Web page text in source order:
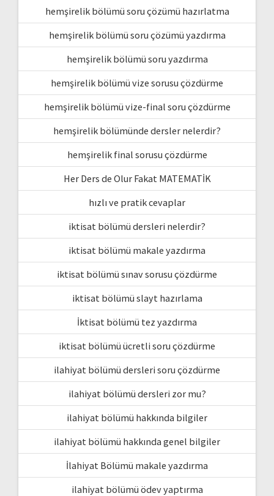
hemşirelik bölümü soru çözümü hazırlatma
hemşirelik bölümü soru çözümü yazdırma
hemşirelik bölümü soru yazdırma
hemşirelik bölümü vize sorusu çözdürme
hemşirelik bölümü vize-final soru çözdürme
hemşirelik bölümünde dersler nelerdir?
hemşirelik final sorusu çözdürme
Her Ders de Olur Fakat MATEMATİK
hızlı ve pratik cevaplar
iktisat bölümü dersleri nelerdir?
iktisat bölümü makale yazdırma
iktisat bölümü sınav sorusu çözdürme
iktisat bölümü slayt hazırlama
İktisat bölümü tez yazdırma
iktisat bölümü ücretli soru çözdürme
ilahiyat bölümü dersleri soru çözdürme
ilahiyat bölümü dersleri zor mu?
ilahiyat bölümü hakkında bilgiler
ilahiyat bölümü hakkında genel bilgiler
İlahiyat Bölümü makale yazdırma
ilahiyat bölümü ödev yaptırma